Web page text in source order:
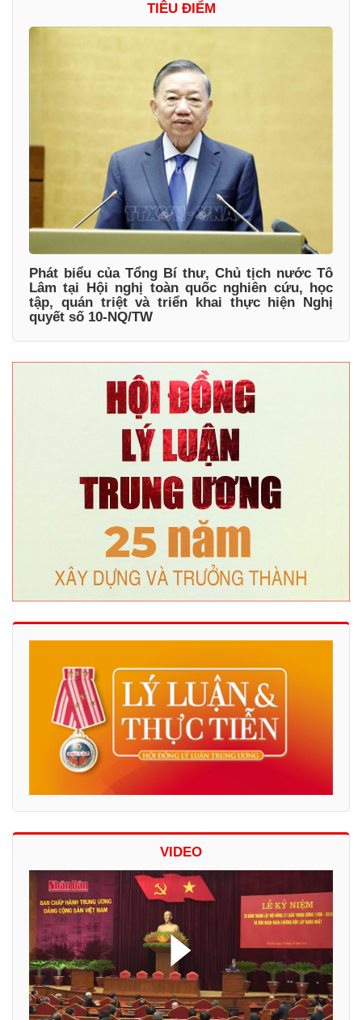
TIÊU ĐIỂM
Phát biểu của Tổng Bí thư, Chủ tịch nước Tô
Lâm tại Hội nghị toàn quốc nghiên cứu, học
tập, quán triệt và triển khai thực hiện Nghị
quyết số 10-NQ/TW
VIDEO